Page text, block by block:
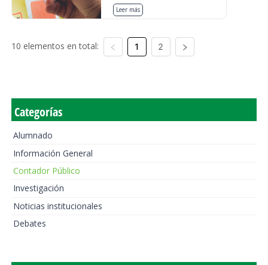
Leer más
10 elementos en total: 1 2
Categorías
Alumnado
Información General
Contador Público
Investigación
Noticias institucionales
Debates